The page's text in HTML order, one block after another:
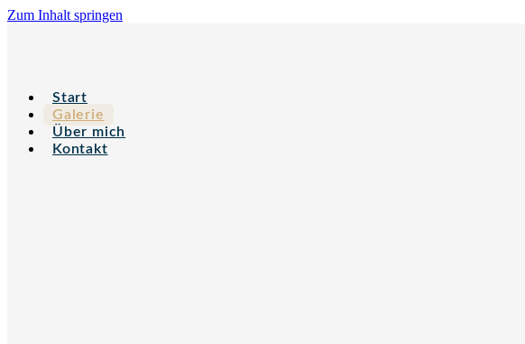
Zum Inhalt springen
Start
Galerie
Über mich
Kontakt